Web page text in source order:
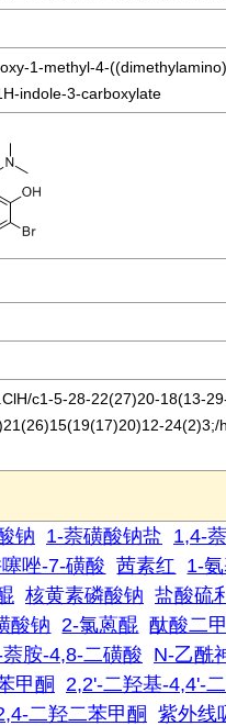
1-methyl-4-
indole-3-carboxylate
c1-5-28-22(27)20-18(13-
24(2)3;/
钠 1-萘磺酸钠盐 1,4-
唑-7-磺酸 茜素红 1-
核黄素磷酸钠 盐酸硫
酸钠 2-氯蒽醌 酞酸二
胺-4,8-二磺酸 N-乙酰
甲酮 2,2'-二羟基-4,4'-
二羟二苯甲酮 紫外线